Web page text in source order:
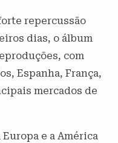
repercussão
dias, o álbum
com
Espanha, França,
mercados de
e a América